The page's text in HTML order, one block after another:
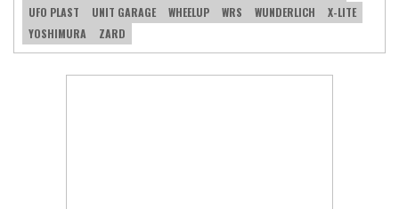
UFO PLAST
UNIT GARAGE WHEELUP WRS WUNDERLICH
X-LITE
YOSHIMURA
ZARD